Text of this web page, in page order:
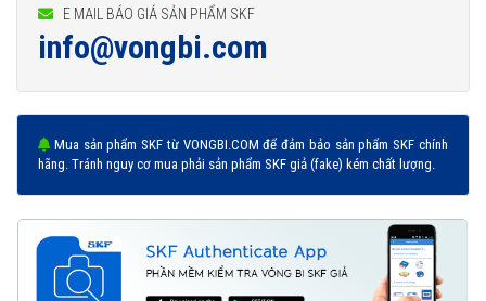
E MAIL BÁO GIÁ SẢN PHẨM SKF
info@vongbi.com
Mua sản phẩm SKF từ VONGBI.COM để đảm bảo sản phẩm SKF chính
hãng. Tránh nguy cơ mua phải sản phẩm SKF giả (fake) kém chất lượng.